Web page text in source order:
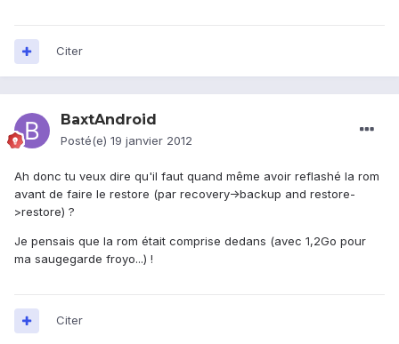
Citer
BaxtAndroid
Posté(e) 19 janvier 2012
Ah donc tu veux dire qu'il faut quand même avoir reflashé la rom
avant de faire le restore (par recovery->backup and restore-
>restore) ?
Je pensais que la rom était comprise dedans (avec 1,2Go pour
ma saugegarde froyo...) !
Citer